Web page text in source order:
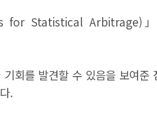
for Statistical Arbitrage)」
회를 발견할 수 있음을 보여준
.